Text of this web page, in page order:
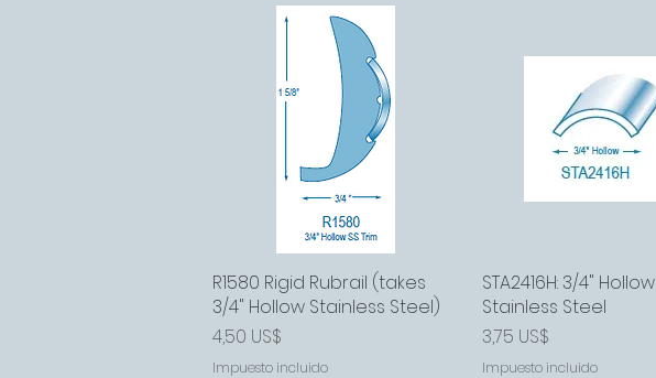
Vista rápida
R1580 Rigid Rubrail (takes
3/4" Hollow Stainless Steel)
Precio
4,50 US$
Impuesto incluido
Vista rápida
STA2416H: 3/4" Hollow
Stainless Steel
Precio
3,75 US$
Impuesto incluido